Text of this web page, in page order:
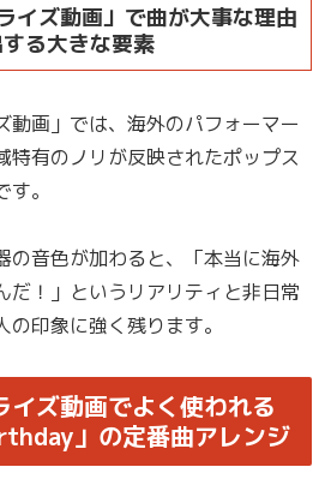
イズ動画」で曲が大事な理由
る大きな要素
動画」では、海外のパフォーマー
特有のノリが反映されたポップス
。
の音色が加わると、「本当に海外
だ！」というリアリティと非日常
印象に強く残ります。
イズ動画でよく使われる
」の定番曲アレンジ